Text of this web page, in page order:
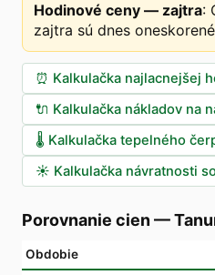
Hodinové ceny — zajtra:
zajtra sú dnes
⏰ Kalkulačka najlacnejšej
🔌 Kalkulačka nákladov na
🌡️ Kalkulačka tepelného
☀️ Kalkulačka návratnosti
Porovnanie cien —
Obdobie